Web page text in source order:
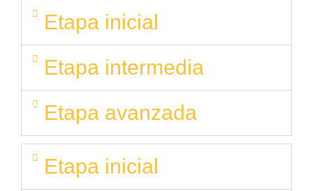
Etapa inicial
Etapa intermedia
Etapa avanzada
Etapa inicial